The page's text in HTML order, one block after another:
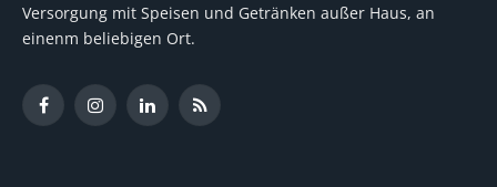
Versorgung mit Speisen und Getränken außer Haus, an
einenm beliebigen Ort.
FacebookInstagramLinkedInRSS